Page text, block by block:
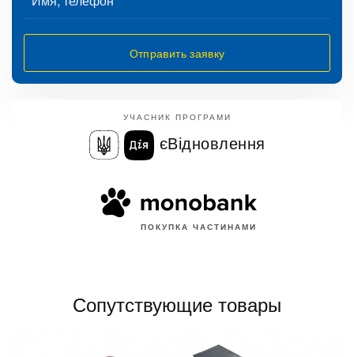
Отправить заявку
УЧАСНИК ПРОГРАМИ
єВідновлення
ПОКУПКА ЧАСТИНАМИ
Сопутствующие товары